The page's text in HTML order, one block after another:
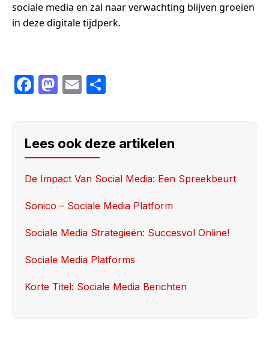
sociale media en zal naar verwachting blijven groeien
in deze digitale tijdperk.
F
e
b
o
o
M
o
d
o
n
E
e
Lees ook deze artikelen
De Impact Van Social Media: Een Spreekbeurt
Sonico – Sociale Media Platform
Sociale Media Strategieën: Succesvol Online!
Sociale Media Platforms
Korte Titel: Sociale Media Berichten